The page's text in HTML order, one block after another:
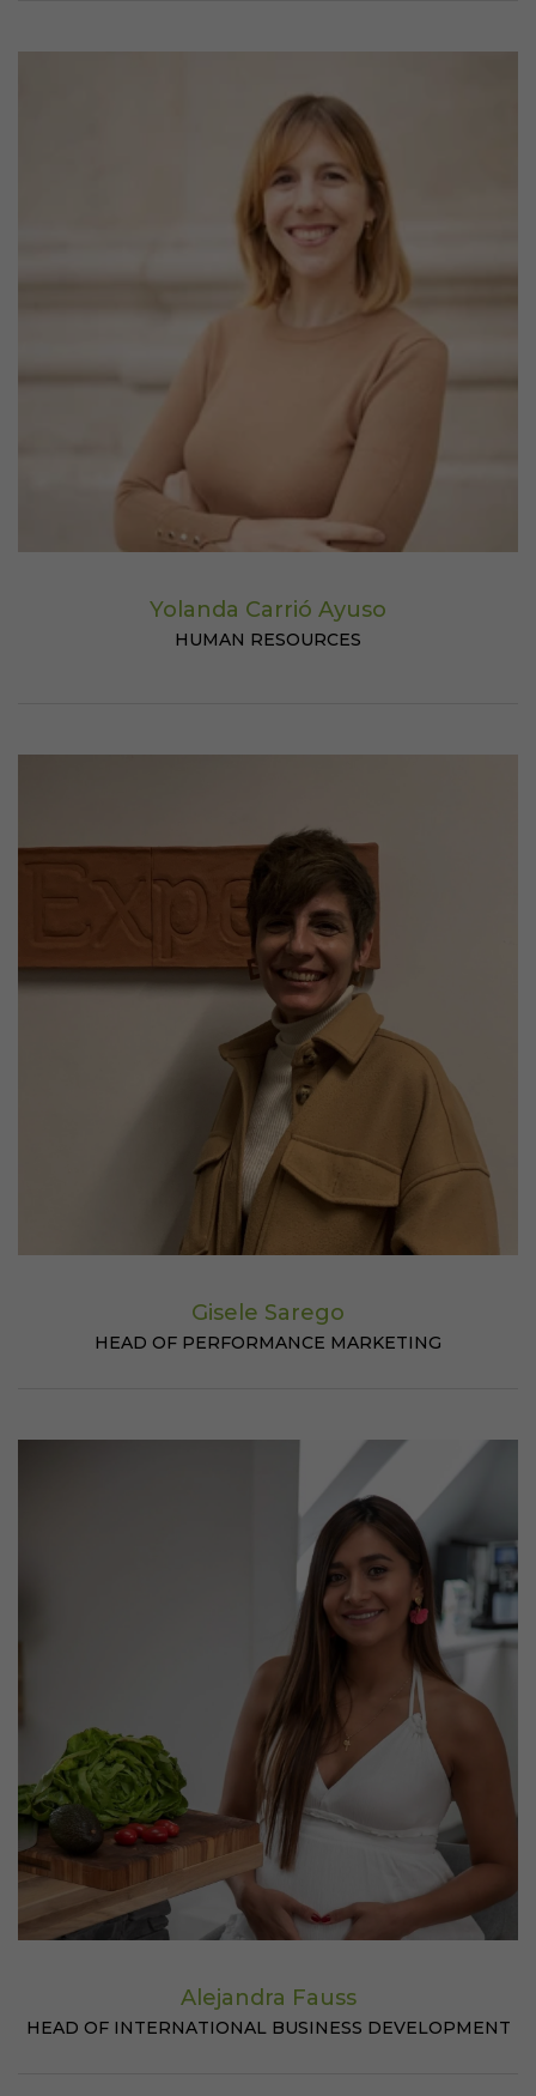
Yolanda Carrió Ayuso
HUMAN RESOURCES
Gisele Sarego
HEAD OF PERFORMANCE MARKETING
Alejandra Fauss
HEAD OF INTERNATIONAL BUSINESS DEVELOPMENT